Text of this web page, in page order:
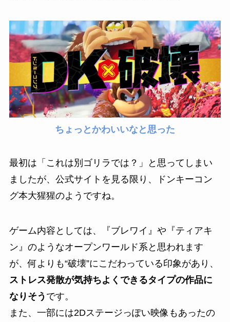
ちょっとかわいいなと思った
最初は「これは別ゴリラでは？」と思ってしまい
ましたが、公式サイトを見る限り、ドンキーコン
グ本大猩猩のようですね。
ゲーム内容としては、『ブレワイ』や『ティアキ
ン』のようなオープンワールド系と思われます
が、何よりも“破壊”にこだわっている印象があり、
ストレス発散が気持ちよくできるタイプの作品に
なりそう です。
また、一部には2Dステージっぽい映像もあったの